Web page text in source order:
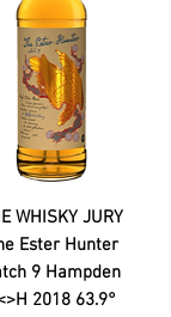
WHISKY JURY
Ester Hunter
9 Hampden
2018 63.9°